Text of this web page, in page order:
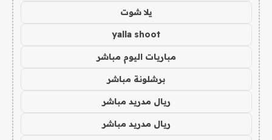
يلا شوت
yalla shoot
مباريات اليوم مباشر
برشلونة مباشر
ريال مدريد مباشر
ريال مدريد مباشر